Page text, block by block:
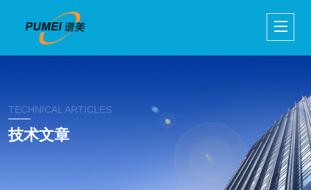
TECHNICAL ARTICLES
技术文章